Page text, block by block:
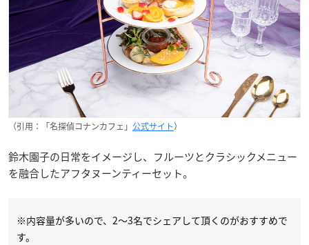
（引用：「名探偵コナンカフェ」 公式サイト）
鈴木園子の日常をイメージし、フルーツとクラシックメニュー
を融合したアフタヌーンティーセット。
※内容量が多いので、2～3名でシェアして頂くのがおすすめで
す。